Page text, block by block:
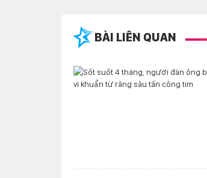
BÀI LIÊN QUAN